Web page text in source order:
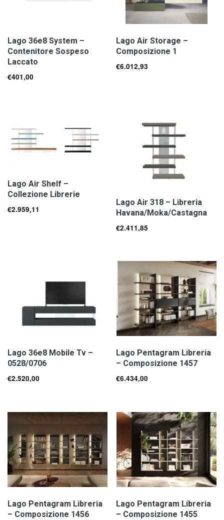
Lago 36e8 System –
Contenitore Sospeso
Laccato
€401,00
Lago Air Storage –
Composizione 1
€6.012,93
Lago Air Shelf –
Collezione Librerie
€2.959,11
Lago Air 318 – Libreria
Havana/Moka/Castagna
€2.411,85
Lago 36e8 Mobile Tv –
0528/0706
€2.520,00
Lago Pentagram Libreria
– Composizione 1457
€6.434,00
Lago Pentagram Libreria
– Composizione 1456
Lago Pentagram Libreria
– Composizione 1455